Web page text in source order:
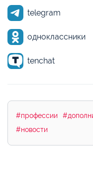
telegram
одноклассники
tenchat
#профессии
#новости